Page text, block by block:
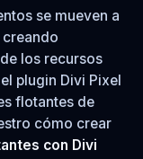
se mueven a
los recursos
plugin Divi Pixel
flotantes de
cómo crear
con Divi